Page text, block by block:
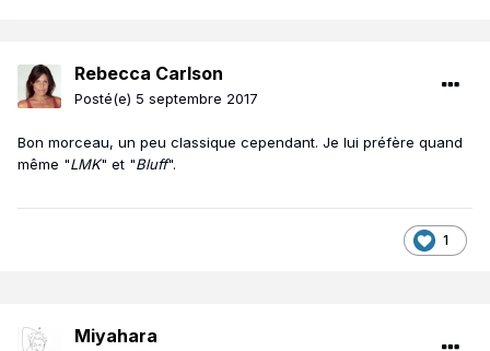
Rebecca Carlson
Posté(e) 5 septembre 2017
Bon morceau, un peu classique cependant. Je lui préfère quand
même "LMK" et "Bluff".
1
Miyahara